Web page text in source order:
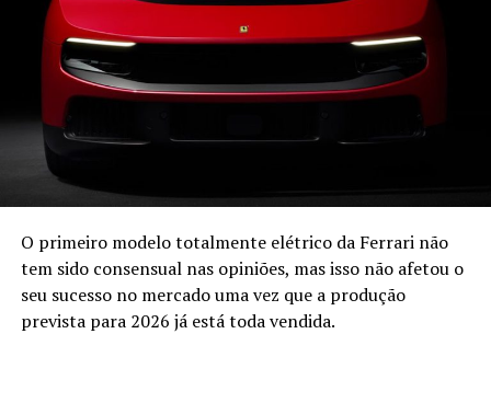
A marca recupera o espírito original de proporcionar
modelos todo-o-terreno de tração integral
“tradicionais” com preços competitivos no mercado, tal
como acontecia com o Galloper quando foi lançado.
A distribuição para Portugal, Andorra, Marrocos, Itália e
Espanha estará a cargo da Galloper Ibérica havendo a
possibilidade destes novos Galloper serem fabricados em
O primeiro modelo totalmente elétrico da Ferrari não
tem sido consensual nas opiniões, mas isso não afetou o
seu sucesso no mercado uma vez que a produção
prevista para 2026 já está toda vendida.